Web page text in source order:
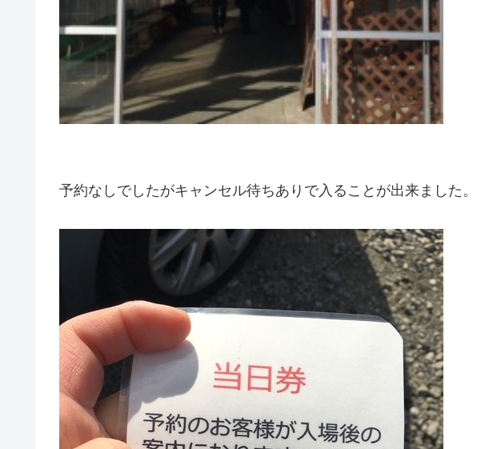
予約なしでしたがキャンセル待ちありで入ることが出来ました。